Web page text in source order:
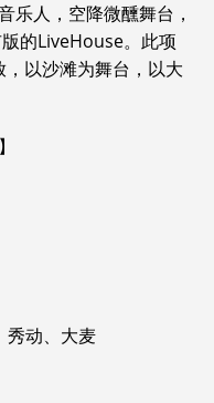
乐人，空降微醺舞台，
的LiveHouse。此项
以沙滩为舞台，以大
秀动、大麦